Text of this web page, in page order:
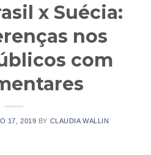
x Suécia:
nos
com
17, 2019 BY CLAUDIA WALLIN